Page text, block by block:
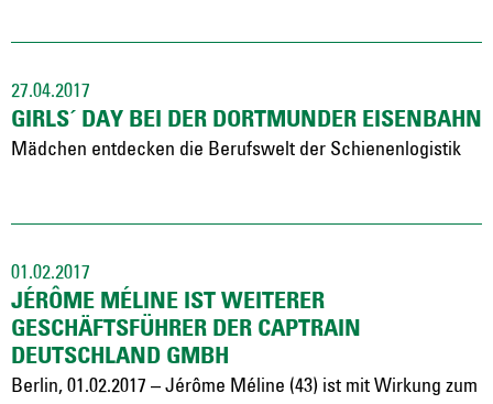
27.04.2017
GIRLS´ DAY BEI DER DORTMUNDER EISENBAHN
Mädchen entdecken die Berufswelt der Schienenlogistik
01.02.2017
JÉRÔME MÉLINE IST WEITERER
GESCHÄFTSFÜHRER DER CAPTRAIN
DEUTSCHLAND GMBH
Berlin, 01.02.2017 – Jérôme Méline (43) ist mit Wirkung zum